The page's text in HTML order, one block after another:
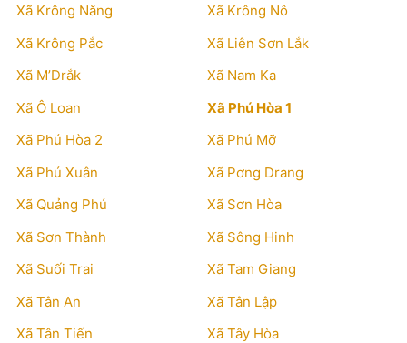
Xã Krông Năng
Xã Krông Nô
Xã Krông Pắc
Xã Liên Sơn Lắk
Xã M’Drắk
Xã Nam Ka
Xã Ô Loan
Xã Phú Hòa 1
Xã Phú Hòa 2
Xã Phú Mỡ
Xã Phú Xuân
Xã Pơng Drang
Xã Quảng Phú
Xã Sơn Hòa
Xã Sơn Thành
Xã Sông Hinh
Xã Suối Trai
Xã Tam Giang
Xã Tân An
Xã Tân Lập
Xã Tân Tiến
Xã Tây Hòa